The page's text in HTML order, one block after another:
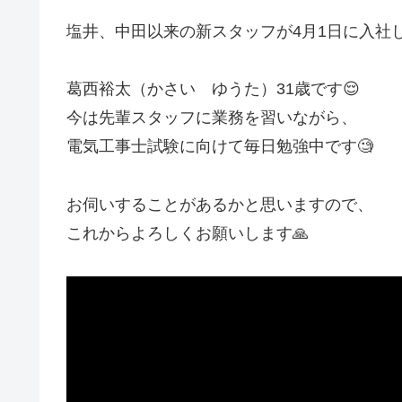
塩井、中田以来の新スタッフが4月1日に入社
葛西裕太（かさい ゆうた）31歳です😌
今は先輩スタッフに業務を習いながら、
電気工事士試験に向けて毎日勉強中です🧐
お伺いすることがあるかと思いますので、
これからよろしくお願いします🙏